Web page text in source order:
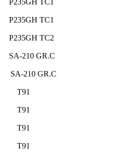
P235GH TC1
P235GH TC1
P235GH TC2
SA-210 GR.C
SA-210 GR.C
T91
T91
T91
T91